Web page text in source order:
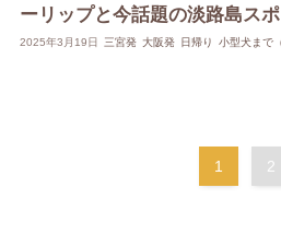
ーリップと今話題の淡路島ス
2025年3月19日 三宮発 大阪発 日帰り 小型犬まで
1 2